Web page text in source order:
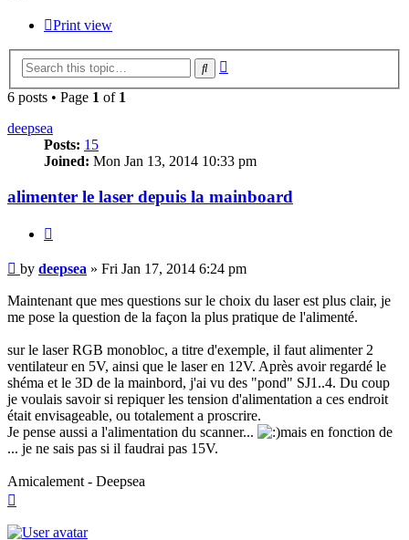
Print view
Search
6 posts • Page 1 of 1
deepsea
Posts: 15
Joined: Mon Jan 13, 2014 10:33 pm
alimenter le laser depuis la mainboard
Post
by deepsea » Fri Jan 17, 2014 6:24 pm
Maintenant que mes questions sur le choix du laser est plus clair, je
me pose la question de la façon la plus pratique de l'alimenté.
sur le laser RGB monobloc, a titre d'exemple, il faut alimenter 2
ventilateur en 5V, ainsi que le laser en 12V. Après avoir regardé le
shéma et le 3D de la mainbord, j'ai vu des "pond" SJ1..4. Du coup
je voulais savoir si repiquer les tension d'alimentation a ces endroit
était envisageable, ou totalement a proscrire.
Je pense aussi a l'alimentation du scanner...
mais en fonction de
... je ne sais pas si il faudrai pas 15V.
Amicalement - Deepsea